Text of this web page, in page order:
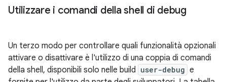
Utilizzare i comandi della shell di debug
Un terzo modo per controllare quali funzionalità opzionali
attivare o disattivare è l'utilizzo di una coppia di comandi
della shell, disponibili solo nelle build user-debug e